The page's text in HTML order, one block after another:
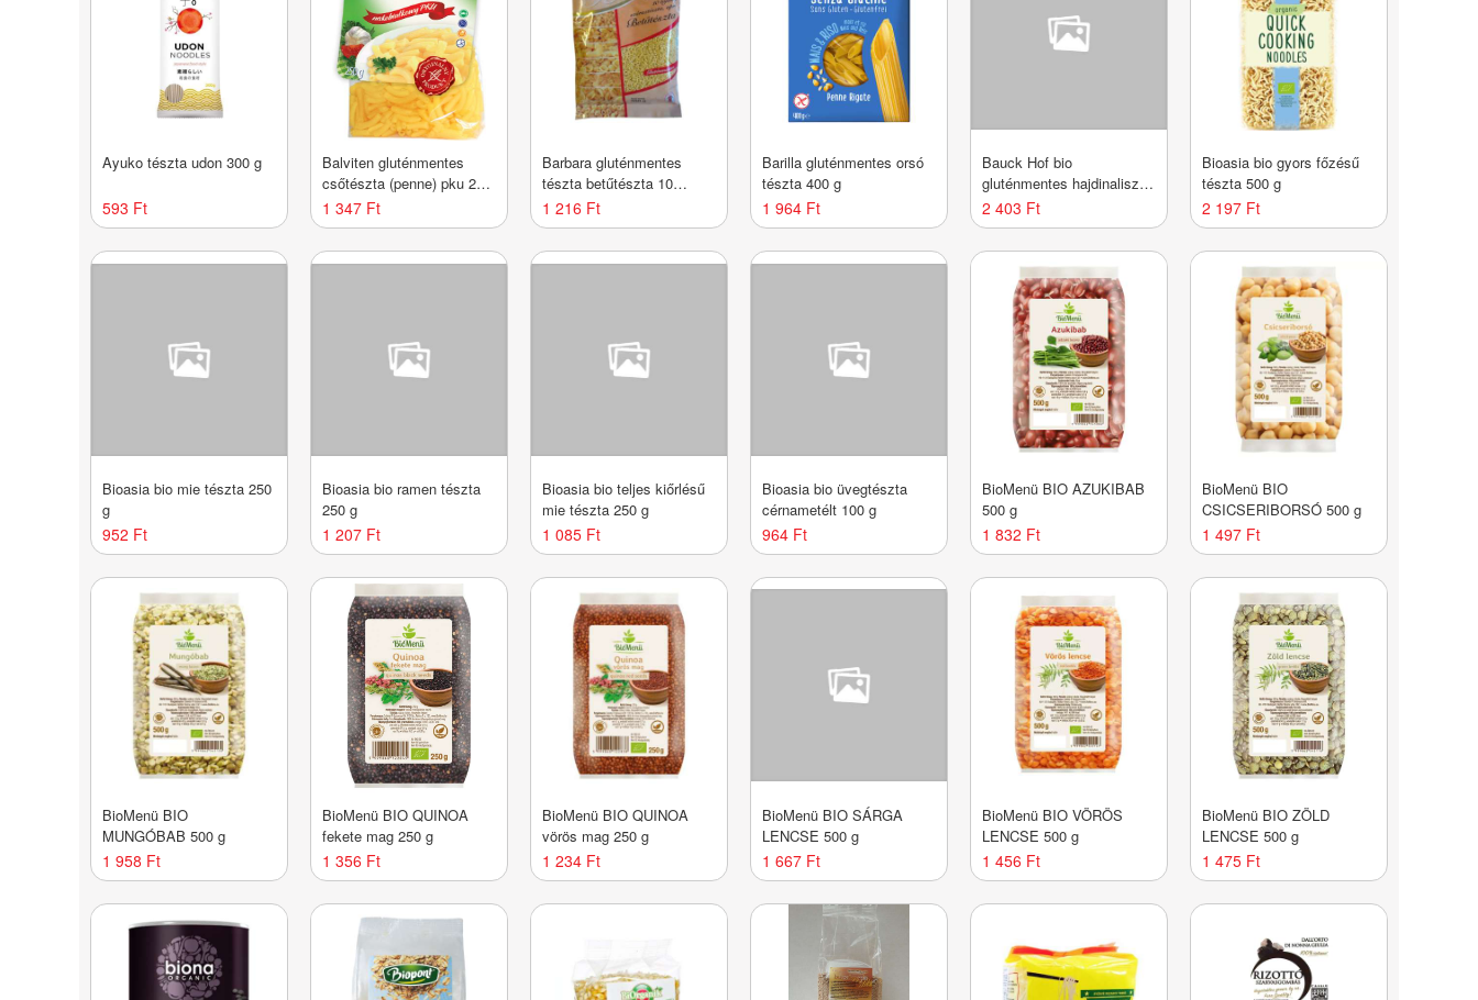
Ayuko tészta udon 300 g
593 Ft
Balviten gluténmentes
csőtészta (penne) pku 250
g1 347 Ft
Barbara gluténmentes
tészta betűtészta 10
tojásos 200 g
1 216 Ft
Barilla gluténmentes orsó
tészta 400 g
1 964 Ft
Bauck Hof bio
gluténmentes hajdinaliszt
teljes kiőrlésű 500 g
2 403 Ft
Bioasia bio gyors főzésű
tészta 500 g
2 197 Ft
Bioasia bio mie tészta 250
g
952 Ft
Bioasia bio ramen tészta
250 g
1 207 Ft
Bioasia bio teljes kiőrlésű
mie tészta 250 g
1 085 Ft
Bioasia bio üvegtészta
cérnametélt 100 g
964 Ft
BioMenü BIO AZUKIBAB
500 g
1 832 Ft
BioMenü BIO
CSICSERIBORSÓ 500 g
1 497 Ft
BioMenü BIO
MUNGÓBAB 500 g
1 958 Ft
BioMenü BIO QUINOA
fekete mag 250 g
1 356 Ft
BioMenü BIO QUINOA
vörös mag 250 g
1 234 Ft
BioMenü BIO SÁRGA
LENCSE 500 g
1 667 Ft
BioMenü BIO VÖRÖS
LENCSE 500 g
1 456 Ft
BioMenü BIO ZÖLD
LENCSE 500 g
1 475 Ft